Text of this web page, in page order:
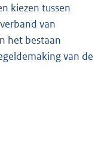
kiezen tussen
van
het bestaan
van de